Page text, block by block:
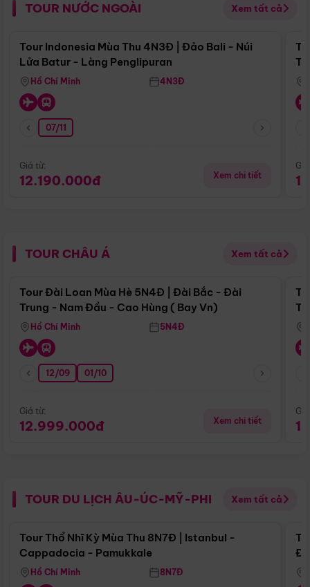
TOUR NƯỚC NGOÀI Xem tất cả
Điểm nổi bật
Tour Indonesia Mùa Thu 4N3Đ | Đảo Bali - Núi
Lửa Batur - Làng Penglipuran
Hồ Chí Minh 4N3Đ
07/11
Giá từ:
12.190.000đ Xem chi tiết
TOUR CHÂU Á Xem tất cả
Điểm nổi bật
Tour Đài Loan Mùa Hè 5N4Đ | Đài Bắc - Đài
Trung - Nam Đầu - Cao Hùng ( Bay Vn)
Hồ Chí Minh 5N4Đ
12/09 01/10
Giá từ:
12.999.000đ Xem chi tiết
TOUR DU LỊCH ÂU-ÚC-MỸ-PHI Xem tất cả
Điểm nổi bật
Tour Thổ Nhĩ Kỳ Mùa Thu 8N7Đ | Istanbul -
Cappadocia - Pamukkale
Hồ Chí Minh 8N7Đ